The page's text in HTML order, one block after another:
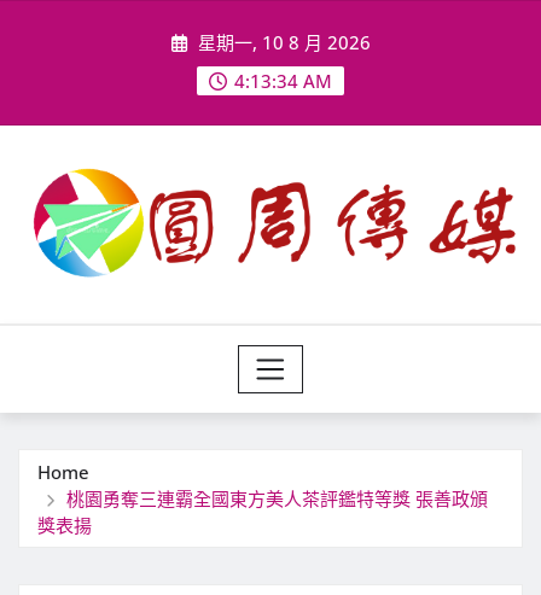
星期一, 10 8 月 2026
4:13:37 AM
Home
桃園勇奪三連霸全國東方美人茶評鑑特等獎 張善政頒
獎表揚